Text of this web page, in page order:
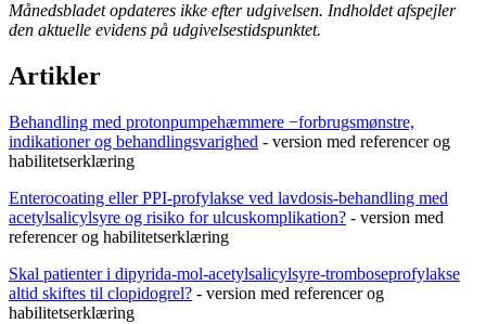
Månedsbladet opdateres ikke efter udgivelsen. Indholdet afspejler
den aktuelle evidens på udgivelsestidspunktet.
Artikler
Behandling med protonpumpehæmmere −forbrugsmønstre,
indikationer og behandlingsvarighed - version med referencer og
habilitetserklæring
Enterocoating eller PPI-profylakse ved lavdosis-behandling med
acetylsalicylsyre og risiko for ulcuskomplikation? - version med
referencer og habilitetserklæring
Skal patienter i dipyrida-mol-acetylsalicylsyre-tromboseprofylakse
altid skiftes til clopidogrel? - version med referencer og
habilitetserklæring